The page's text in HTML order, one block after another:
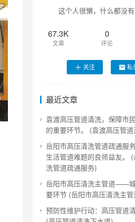
这个人很懒，什么都没
67.3K
文章
0
评论
关注 私
最近文章
袁渡高压管道清洗，保障市
的重要环节。 (袁渡高压管
岳阳市高压清洗管道疏通服
生活管道难题的良师益友。
洗管道疏通服务)
岳阳市高压清洗主管道——
要环节 (岳阳市高压清洗主管
预防性维护行动：高压管道